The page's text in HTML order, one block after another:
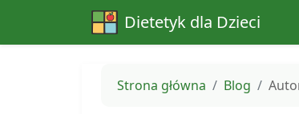
Dietetyk dla Dzieci
Strona główna Blog